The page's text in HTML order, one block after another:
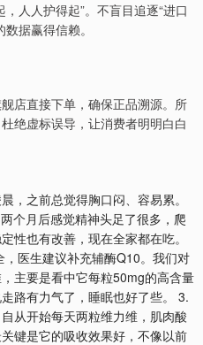
人人护得起”。不盲目追逐“进口
据赢得信赖。
店直接下单，确保正品溯源。所
绝虚标误导，让消费者明明白白
，之前总觉得胸口闷、容易累。
个月后感觉精神头足了很多，爬
性也有改善，现在全家都在吃。
医生建议补充辅酶Q10。我们对
主要是看中它每粒50mg的高含量
路有力气了，睡眠也好了些。 3.
从开始每天两粒维力维，肌肉酸
键是它的吸收效果好，不像以前